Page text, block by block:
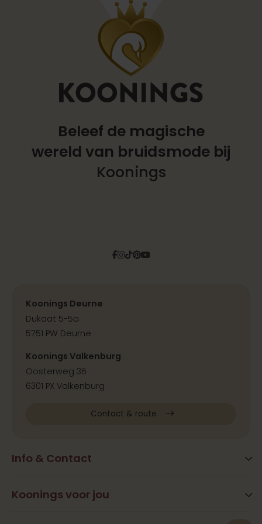
Beleef de magische
wereld van bruidsmode bij
Koonings
Facebook
Instagram
Tiktok
Pinterest
YouTube
Info & Contact
FAQ
Koonings voor jou
Koonings Deurne
Dukaat 5-5a
5751 PW Deurne
Koonings Valkenburg
Oosterweg 36
6301 PX Valkenburg
Contact & route